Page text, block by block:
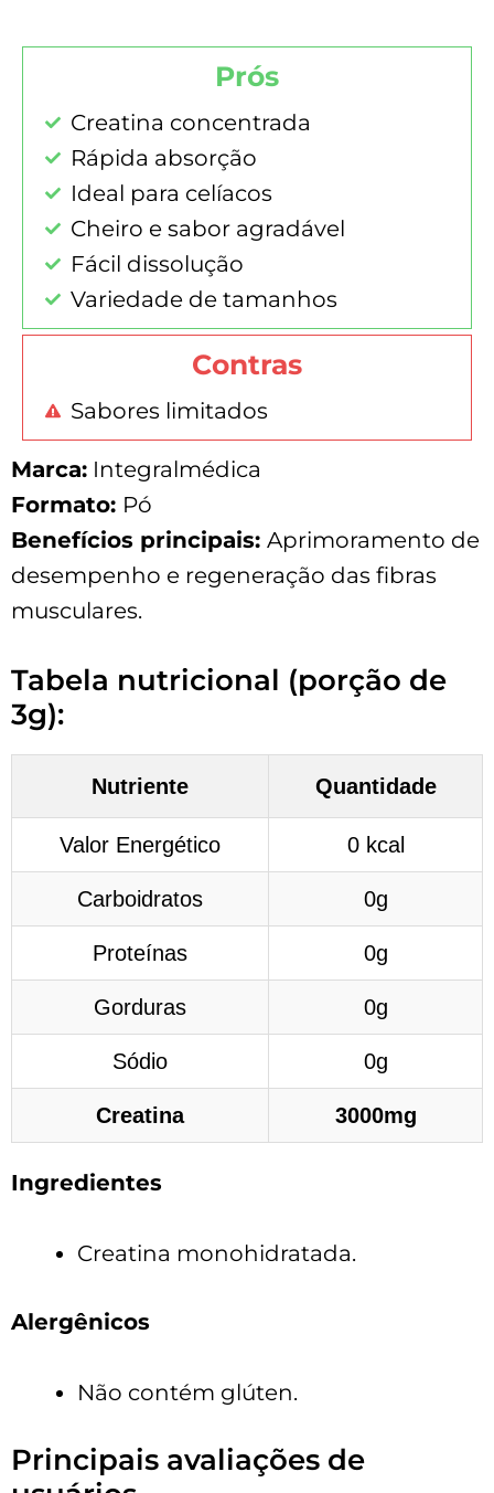
Prós
Creatina concentrada
Rápida absorção
Ideal para celíacos
Cheiro e sabor agradável
Fácil dissolução
Variedade de tamanhos
Contras
Sabores limitados
Marca: Integralmédica
Formato: Pó
Benefícios principais: Aprimoramento de
desempenho e regeneração das fibras
musculares.
Tabela nutricional (porção de
3g):
Nutriente Quantidade
Valor Energético 0 kcal
Carboidratos 0g
Proteínas 0g
Gorduras 0g
Sódio 0g
Creatina 3000mg
Ingredientes
Creatina monohidratada.
Alergênicos
Não contém glúten.
Principais avaliações de